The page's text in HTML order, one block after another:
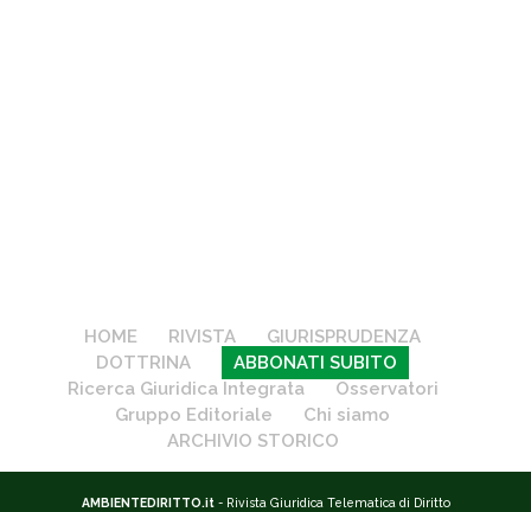
HOME RIVISTA
GIURISPRUDENZA
DOTTRINA
ABBONATI SUBITO
Ricerca Giuridica Integrata
Osservatori
Gruppo Editoriale
Chi siamo
ARCHIVIO STORICO
AMBIENTEDIRITTO.it - Rivista Giuridica Telematica di Diritto